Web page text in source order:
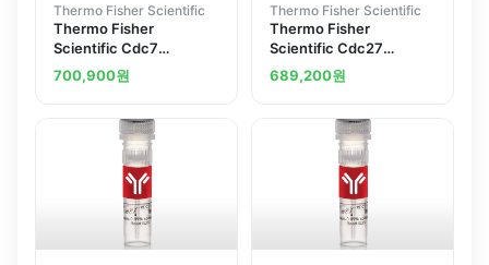
Thermo Fisher Scientific
Thermo Fisher
Scientific Cdc7
Polyclonal Antibody
700,900원
Thermo Fisher Scientific
Thermo Fisher
Scientific Cdc27
Polyclonal Antibody
689,200원